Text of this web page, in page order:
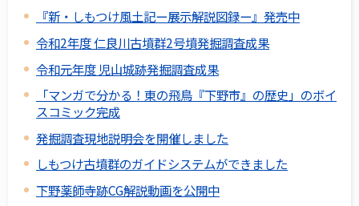
『新・しもつけ風土記ー展示解説図録ー』発売中
令和2年度 仁良川古墳群2号墳発掘調査成果
令和元年度 児山城跡発掘調査成果
「マンガで分かる！東の飛鳥『下野市』の歴史」のボイ
スコミック完成
発掘調査現地説明会を開催しました
しもつけ古墳群のガイドシステムができました
下野薬師寺跡CG解説動画を公開中